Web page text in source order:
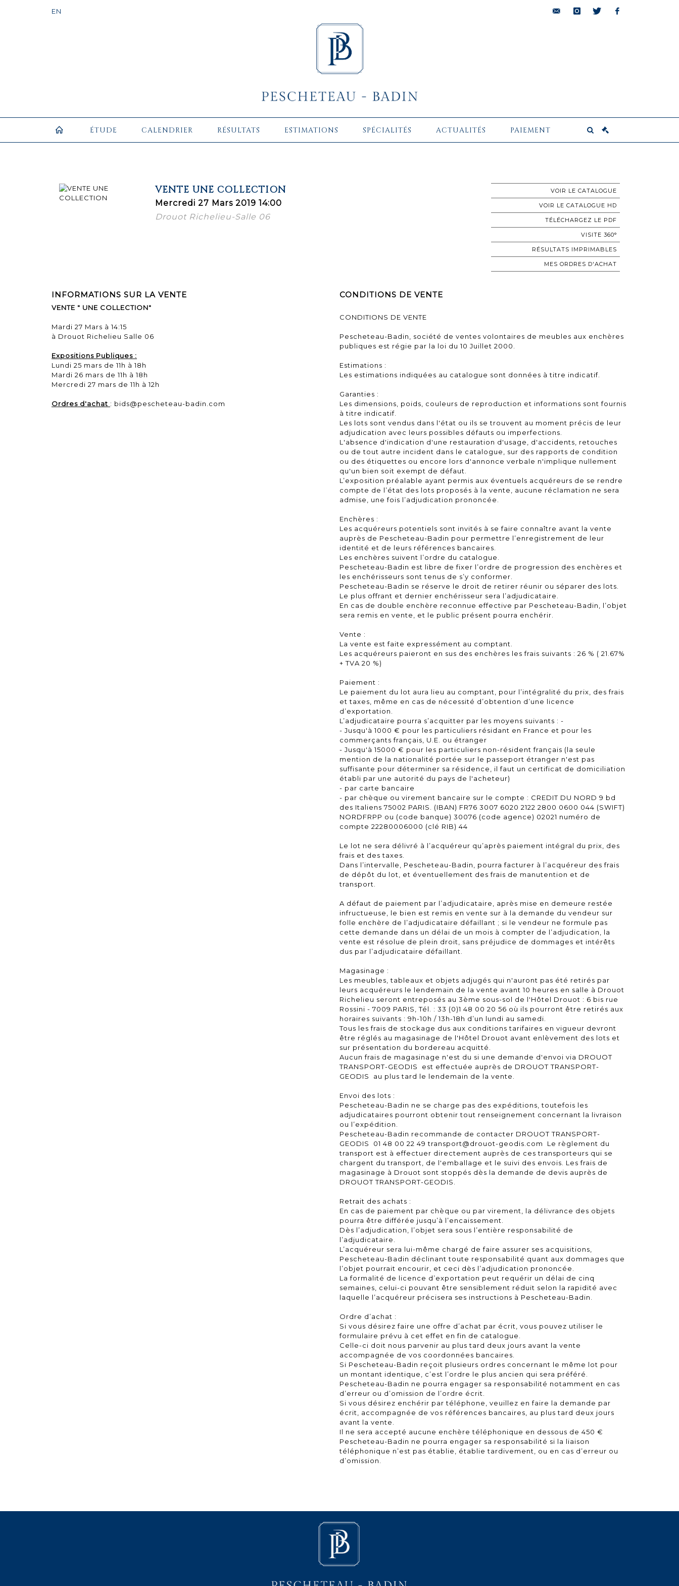
ÉTUDE CALENDRIER RÉSULTATS ESTIMATIONS SPÉCIALITÉS ACTUALITÉS PAIEMENT
VENTE UNE COLLECTION
Mercredi 27 Mars 2019 14:00
Drouot Richelieu-Salle 06
VOIR LE CATALOGUE
VOIR LE CATALOGUE HD
TÉLÉCHARGEZ LE PDF
VISITE 360°
RÉSULTATS IMPRIMABLES
MES ORDRES D'ACHAT
INFORMATIONS SUR LA VENTE
VENTE " UNE COLLECTION"
Mardi 27 Mars à 14:15
à Drouot Richelieu Salle 06
Expositions Publiques :
Lundi 25 mars de 11h à 18h
Mardi 26 mars de 11h à 18h
Mercredi 27 mars de 11h à 12h
Ordres d'achat : bids@pescheteau-badin.com
CONDITIONS DE VENTE
CONDITIONS DE VENTE
Pescheteau-Badin, société de ventes volontaires de meubles aux enchères
publiques est régie par la loi du 10 Juillet 2000.
Estimations :
Les estimations indiquées au catalogue sont données à titre indicatif.
Garanties :
Les dimensions, poids, couleurs de reproduction et informations sont fournis
à titre indicatif.
Les lots sont vendus dans l'état ou ils se trouvent au moment précis de leur
adjudication avec leurs possibles défauts ou imperfections.
L'absence d'indication d'une restauration d'usage, d'accidents, retouches
ou de tout autre incident dans le catalogue, sur des rapports de condition
ou des étiquettes ou encore lors d'annonce verbale n'implique nullement
qu'un bien soit exempt de défaut.
L’exposition préalable ayant permis aux éventuels acquéreurs de se rendre
compte de l’état des lots proposés à la vente, aucune réclamation ne sera
admise, une fois l’adjudication prononcée.
Enchères :
Les acquéreurs potentiels sont invités à se faire connaître avant la vente
auprès de Pescheteau-Badin pour permettre l’enregistrement de leur
identité et de leurs références bancaires.
Les enchères suivent l’ordre du catalogue.
Pescheteau-Badin est libre de fixer l’ordre de progression des enchères et
les enchérisseurs sont tenus de s’y conformer.
Pescheteau-Badin se réserve le droit de retirer réunir ou séparer des lots.
Le plus offrant et dernier enchérisseur sera l’adjudicataire.
En cas de double enchère reconnue effective par Pescheteau-Badin, l’objet
sera remis en vente, et le public présent pourra enchérir.
Vente :
La vente est faite expressément au comptant.
Les acquéreurs paieront en sus des enchères les frais suivants : 26 % ( 21.67%
+ TVA 20 %)
Paiement :
Le paiement du lot aura lieu au comptant, pour l’intégralité du prix, des frais
et taxes, même en cas de nécessité d’obtention d’une licence
d’exportation.
L’adjudicataire pourra s’acquitter par les moyens suivants : -
- Jusqu'à 1000 € pour les particuliers résidant en France et pour les
commerçants français, U.E. ou étranger
- Jusqu'à 15000 € pour les particuliers non-résident français (la seule
mention de la nationalité portée sur le passeport étranger n'est pas
suffisante pour déterminer sa résidence, il faut un certificat de domiciliation
établi par une autorité du pays de l'acheteur)
- par carte bancaire
- par chèque ou virement bancaire sur le compte : CREDIT DU NORD 9 bd
des Italiens 75002 PARIS. (IBAN) FR76 3007 6020 2122 2800 0600 044 (SWIFT)
NORDFRPP ou (code banque) 30076 (code agence) 02021 numéro de
compte 22280006000 (clé RIB) 44
Le lot ne sera délivré à l’acquéreur qu’après paiement intégral du prix, des
frais et des taxes.
Dans l’intervalle, Pescheteau-Badin, pourra facturer à l’acquéreur des frais
de dépôt du lot, et éventuellement des frais de manutention et de
transport.
A défaut de paiement par l’adjudicataire, après mise en demeure restée
infructueuse, le bien est remis en vente sur à la demande du vendeur sur
folle enchère de l’adjudicataire défaillant ; si le vendeur ne formule pas
cette demande dans un délai de un mois à compter de l’adjudication, la
vente est résolue de plein droit, sans préjudice de dommages et intérêts
dus par l’adjudicataire défaillant.
Magasinage :
Les meubles, tableaux et objets adjugés qui n'auront pas été retirés par
leurs acquéreurs le lendemain de la vente avant 10 heures en salle à Drouot
Richelieu seront entreposés au 3ème sous-sol de l'Hôtel Drouot : 6 bis rue
Rossini - 7009 PARIS, Tél. : 33 (0)1 48 00 20 56 où ils pourront être retirés aux
horaires suivants : 9h-10h / 13h-18h d’un lundi au samedi.
Tous les frais de stockage dus aux conditions tarifaires en vigueur devront
être réglés au magasinage de l'Hôtel Drouot avant enlèvement des lots et
sur présentation du bordereau acquitté.
Aucun frais de magasinage n'est du si une demande d'envoi via DROUOT
TRANSPORT-GEODIS est effectuée auprès de DROUOT TRANSPORT-
GEODIS au plus tard le lendemain de la vente.
Envoi des lots :
Pescheteau-Badin ne se charge pas des expéditions, toutefois les
adjudicataires pourront obtenir tout renseignement concernant la livraison
ou l’expédition.
Pescheteau-Badin recommande de contacter DROUOT TRANSPORT-
GEODIS 01 48 00 22 49 transport@drouot-geodis.com Le règlement du
transport est à effectuer directement auprès de ces transporteurs qui se
chargent du transport, de l'emballage et le suivi des envois. Les frais de
magasinage à Drouot sont stoppés dès la demande de devis auprès de
DROUOT TRANSPORT-GEODIS.
Retrait des achats :
En cas de paiement par chèque ou par virement, la délivrance des objets
pourra être différée jusqu’à l’encaissement.
Dès l’adjudication, l’objet sera sous l’entière responsabilité de
l’adjudicataire.
L’acquéreur sera lui-même chargé de faire assurer ses acquisitions,
Pescheteau-Badin déclinant toute responsabilité quant aux dommages que
l’objet pourrait encourir, et ceci dès l’adjudication prononcée.
La formalité de licence d’exportation peut requérir un délai de cinq
semaines, celui-ci pouvant être sensiblement réduit selon la rapidité avec
laquelle l’acquéreur précisera ses instructions à Pescheteau-Badin.
Ordre d’achat :
Si vous désirez faire une offre d’achat par écrit, vous pouvez utiliser le
formulaire prévu à cet effet en fin de catalogue.
Celle-ci doit nous parvenir au plus tard deux jours avant la vente
accompagnée de vos coordonnées bancaires.
Si Pescheteau-Badin reçoit plusieurs ordres concernant le même lot pour
un montant identique, c’est l’ordre le plus ancien qui sera préféré.
Pescheteau-Badin ne pourra engager sa responsabilité notamment en cas
d’erreur ou d’omission de l’ordre écrit.
Si vous désirez enchérir par téléphone, veuillez en faire la demande par
écrit, accompagnée de vos références bancaires, au plus tard deux jours
avant la vente.
Il ne sera accepté aucune enchère téléphonique en dessous de 450 €
Pescheteau-Badin ne pourra engager sa responsabilité si la liaison
téléphonique n’est pas établie, établie tardivement, ou en cas d’erreur ou
d’omission.